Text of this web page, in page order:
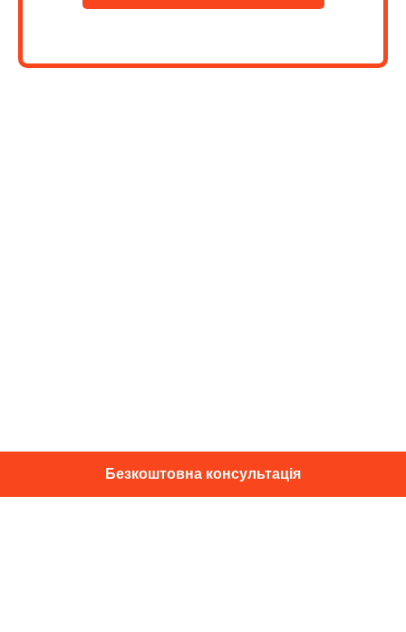
Безкоштовна консультація